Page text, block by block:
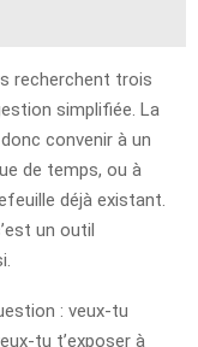
recherchent trois
simplifiée. La
convenir à un
de temps, ou à
déjà existant.
un outil
: veux-tu
tu t’exposer à